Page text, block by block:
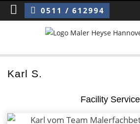
Sie sind hier:Karl S. –
0511 / 612994
Über uns ›
Karl S.
Facility Service